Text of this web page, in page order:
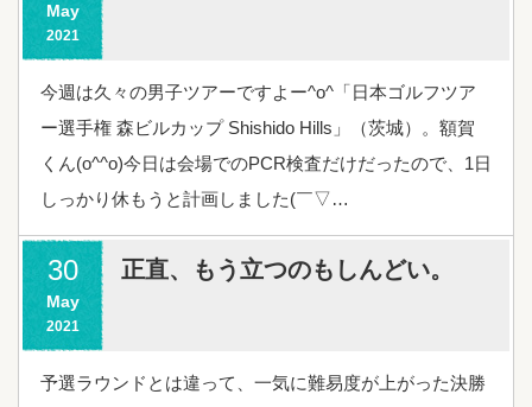
May
2021
今週は久々の男子ツアーですよー^o^「日本ゴルフツア
ー選手権 森ビルカップ Shishido Hills」（茨城）。額賀
くん(o^^o)今日は会場でのPCR検査だけだったので、1日
しっかり休もうと計画しました(￣▽…
30
May
2021
正直、もう立つのもしんどい。
予選ラウンドとは違って、一気に難易度が上がった決勝